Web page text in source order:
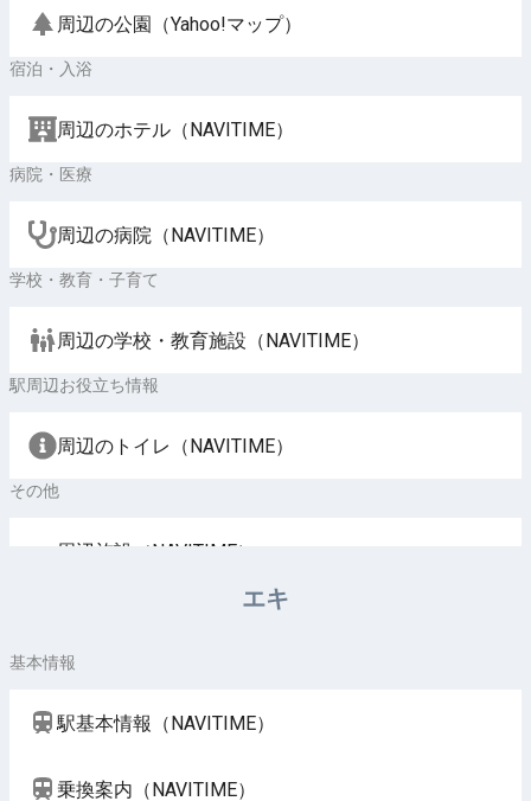
周辺の公園（Yahoo!マップ）
宿泊・入浴
周辺のホテル（NAVITIME）
病院・医療
周辺の病院（NAVITIME）
学校・教育・子育て
周辺の学校・教育施設（NAVITIME）
駅周辺お役立ち情報
周辺のトイレ（NAVITIME）
その他
周辺施設（NAVITIME）
エキ
基本情報
駅基本情報（NAVITIME）
乗換案内（NAVITIME）